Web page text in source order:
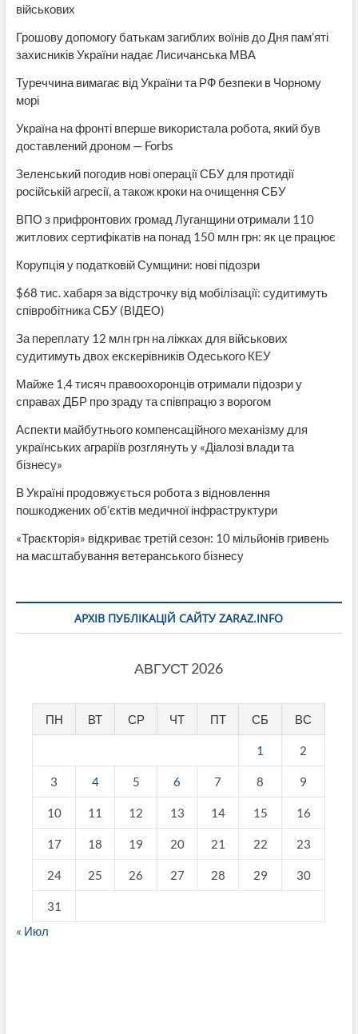
військових
Грошову допомогу батькам загиблих воїнів до Дня пам’яті
захисників України надає Лисичанська МВА
Туреччина вимагає від України та РФ безпеки в Чорному
морі
Україна на фронті вперше використала робота, який був
доставлений дроном — Forbs
Зеленський погодив нові операції СБУ для протидії
російській агресії, а також кроки на очищення СБУ
ВПО з прифронтових громад Луганщини отримали 110
житлових сертифікатів на понад 150 млн грн: як це працює
Корупція у податковій Сумщини: нові підозри
$68 тис. хабаря за відстрочку від мобілізації: судитимуть
співробітника СБУ (ВІДЕО)
За переплату 12 млн грн на ліжках для військових
судитимуть двох екскерівників Одеського КЕУ
Майже 1,4 тисяч правоохоронців отримали підозри у
справах ДБР про зраду та співпрацю з ворогом
Аспекти майбутнього компенсаційного механізму для
українських аграріїв розглянуть у «Діалозі влади та
бізнесу»
В Україні продовжується робота з відновлення
пошкоджених об’єктів медичної інфраструктури
«Траєкторія» відкриває третій сезон: 10 мільйонів гривень
на масштабування ветеранського бізнесу
АРХІВ ПУБЛІКАЦІЙ САЙТУ ZARAZ.INFO
АВГУСТ 2026
ПН ВТ СР ЧТ ПТ СБ ВС
1 2
3 4 5 6 7 8 9
10 11 12 13 14 15 16
17 18 19 20 21 22 23
24 25 26 27 28 29 30
31
« Июл